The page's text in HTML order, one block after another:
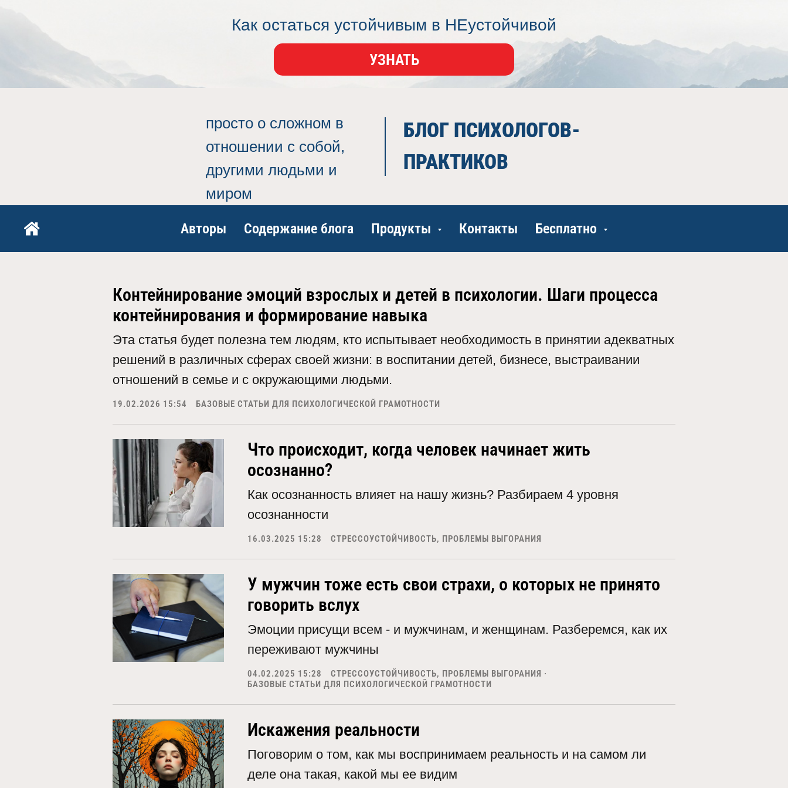
Как остаться устойчивым в НЕустойчивой
жизни?
УЗНАТЬ
БЛОГ ПСИХОЛОГОВ-
ПРАКТИКОВ
просто о сложном в
отношении с собой,
другими людьми и
миром
Авторы Содержание блога Продукты Контакты Бесплатно
Контейнирование эмоций взрослых и детей в психологии. Шаги процесса
контейнирования и формирование навыка
Эта статья будет полезна тем людям, кто испытывает необходимость в принятии адекватных
решений в различных сферах своей жизни: в воспитании детей, бизнесе, выстраивании
отношений в семье и с окружающими людьми.
19.02.2026 15:54 БАЗОВЫЕ СТАТЬИ ДЛЯ ПСИХОЛОГИЧЕСКОЙ ГРАМОТНОСТИ
Что происходит, когда человек начинает жить
осознанно?
Как осознанность влияет на нашу жизнь? Разбираем 4 уровня
осознанности
16.03.2025 15:28 СТРЕССОУСТОЙЧИВОСТЬ, ПРОБЛЕМЫ ВЫГОРАНИЯ
У мужчин тоже есть свои страхи, о которых не принято
говорить вслух
Эмоции присущи всем - и мужчинам, и женщинам. Разберемся, как их
переживают мужчины
04.02.2025 15:28
СТРЕССОУСТОЙЧИВОСТЬ, ПРОБЛЕМЫ ВЫГОРАНИЯ
БАЗОВЫЕ СТАТЬИ ДЛЯ ПСИХОЛОГИЧЕСКОЙ ГРАМОТНОСТИ
Искажения реальности
Поговорим о том, как мы воспринимаем реальность и на самом ли
деле она такая, какой мы ее видим